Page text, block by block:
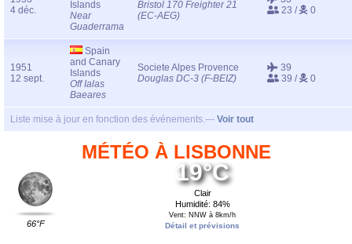
Liste mise à jour en fonction des événements.--- Voir tout
4 déc.
Islands
Near
Guaderrama
Bristol 170 Freighter 21
(EC-AEG)
23 /
0
1951
12 sept.
Spain
and Canary
Islands
Off Ialas
Baeares
Societe Alpes Provence
Douglas DC-3 (F-BEIZ)
39
39 /
0
MÉTÉO À LISBONNE
66°F
19°C
Clair
Humidité: 84%
Vent: NNW à 8km/h
Détail et prévisions